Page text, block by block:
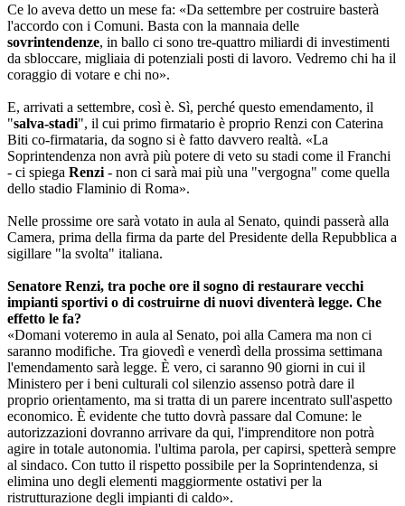
Ce lo aveva detto un mese fa: «Da settembre per costruire basterà
l'accordo con i Comuni. Basta con la mannaia delle
sovrintendenze, in ballo ci sono tre-quattro miliardi di investimenti
da sbloccare, migliaia di potenziali posti di lavoro. Vedremo chi ha il
coraggio di votare e chi no».
E, arrivati a settembre, così è. Sì, perché questo emendamento, il
"salva-stadi", il cui primo firmatario è proprio Renzi con Caterina
Biti co-firmataria, da sogno si è fatto davvero realtà. «La
Soprintendenza non avrà più potere di veto su stadi come il Franchi
- ci spiega Renzi - non ci sarà mai più una "vergogna" come quella
dello stadio Flaminio di Roma».
Nelle prossime ore sarà votato in aula al Senato, quindi passerà alla
Camera, prima della firma da parte del Presidente della Repubblica a
sigillare "la svolta" italiana.
Senatore Renzi, tra poche ore il sogno di restaurare vecchi
impianti sportivi o di costruirne di nuovi diventerà legge. Che
effetto le fa?
«Domani voteremo in aula al Senato, poi alla Camera ma non ci
saranno modifiche. Tra giovedì e venerdì della prossima settimana
l'emendamento sarà legge. È vero, ci saranno 90 giorni in cui il
Ministero per i beni culturali col silenzio assenso potrà dare il
proprio orientamento, ma si tratta di un parere incentrato sull'aspetto
economico. È evidente che tutto dovrà passare dal Comune: le
autorizzazioni dovranno arrivare da qui, l'imprenditore non potrà
agire in totale autonomia. l'ultima parola, per capirsi, spetterà sempre
al sindaco. Con tutto il rispetto possibile per la Soprintendenza, si
elimina uno degli elementi maggiormente ostativi per la
ristrutturazione degli impianti di caldo».